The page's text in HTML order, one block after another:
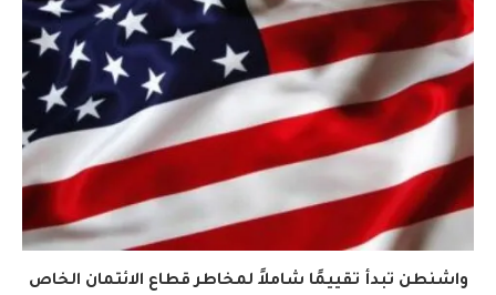
واشنطن تبدأ تقييمًا شاملاً لمخاطر قطاع الائتمان الخاص